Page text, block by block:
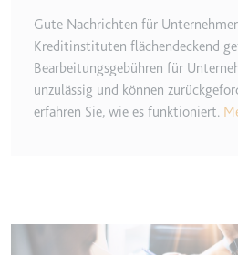
verfolgen.
Ablauf:
Beständig
Typ:
IndexedDB
Funktionalität
Gute Nachrichten für
Kreditinstituten flächendeckend
Bearbeitungsgebühren für
unzulässig und können
erfahren Sie, wie es funktioniert.